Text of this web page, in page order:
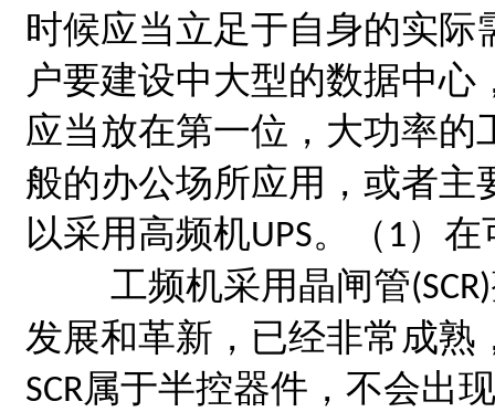
时候应当立足于自身的实
户要建设中大型的数据中
应当放在第一位，大功率的
般的办公场所应用，或者
以采用高频机UPS。（ 1）
工频机采用晶闸管(SCR)
发展和革新，已经非常成
SCR属于半控器件，不会出